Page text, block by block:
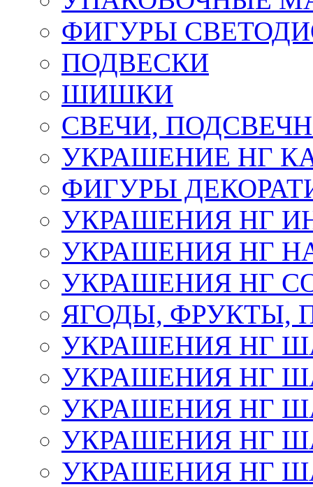
ФИГУРЫ
ПОДВЕСКИ
ШИШКИ
СВЕЧИ,
УКРАШЕНИЕ НГ
ФИГУРЫ
УКРАШЕНИЯ НГ
УКРАШЕНИЯ НГ
УКРАШЕНИЯ НГ
ЯГОДЫ, ФРУКТЫ,
УКРАШЕНИЯ НГ
УКРАШЕНИЯ НГ
УКРАШЕНИЯ НГ
УКРАШЕНИЯ НГ
УКРАШЕНИЯ НГ